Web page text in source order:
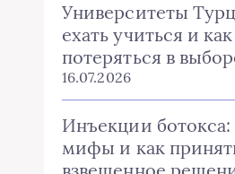
Университеты
ехать учиться и
потеряться в
16.07.2026
Инъекции ботокса:
мифы и как